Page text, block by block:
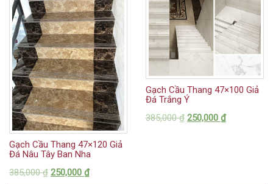
Gạch Cầu Thang 47×120 Giả
Đá Nâu Tây Ban Nha
385,000₫ 250,000 ₫
Gạch Cầu Thang 47×100 Giả
Đá Trắng Ý
385,000₫ 250,000 ₫